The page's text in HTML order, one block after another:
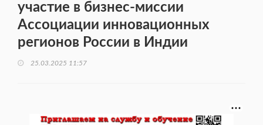
участие в бизнес-миссии
Ассоциации инновационных
регионов России в Индии
25.03.2025 11:57